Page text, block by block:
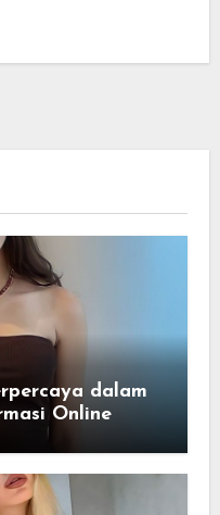
dalam
Online